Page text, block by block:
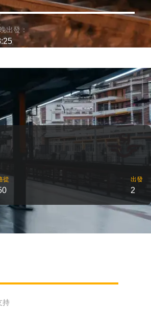
出發：
從 出發
2
持